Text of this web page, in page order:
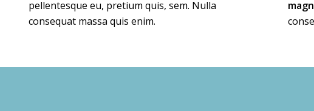
pellentesque eu, pretium quis, sem. Nulla
consequat massa quis enim.